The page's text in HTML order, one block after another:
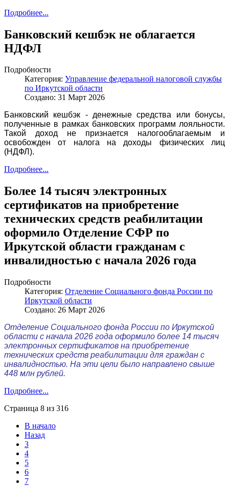
Подробнее...
Банковский кешбэк не облагается
НДФЛ
Подробности
Категория: Управление федеральной налоговой службы
по Иркутской области
Создано: 31 Март 2026
Банковский кешбэк - денежные средства или бонусы,
полученные в рамках банковских программ лояльности.
Такой доход не признается налогооблагаемым и
освобожден от налога на доходы физических лиц
(НДФЛ).
Подробнее...
Более 14 тысяч электронных
сертификатов на приобретение
технических средств реабилитации
оформило Отделение СФР по
Иркутской области гражданам с
инвалидностью с начала 2026 года
Подробности
Категория: Отделение Социального фонда России по
Иркутской области
Создано: 26 Март 2026
Отделение Социального фонда России по Иркутской
области с начала 2026 года оформило более 14 тысяч
электронных сертификатов на приобретение
технических средств реабилитации для граждан с
инвалидностью. На эти цели было направлено свыше
448 млн рублей.
Подробнее...
Страница 8 из 316
В начало
Назад
3
4
5
6
7